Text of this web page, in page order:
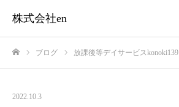
株式会社en
ブログ 放課後等デイサービスkonoki139
2022.10.3